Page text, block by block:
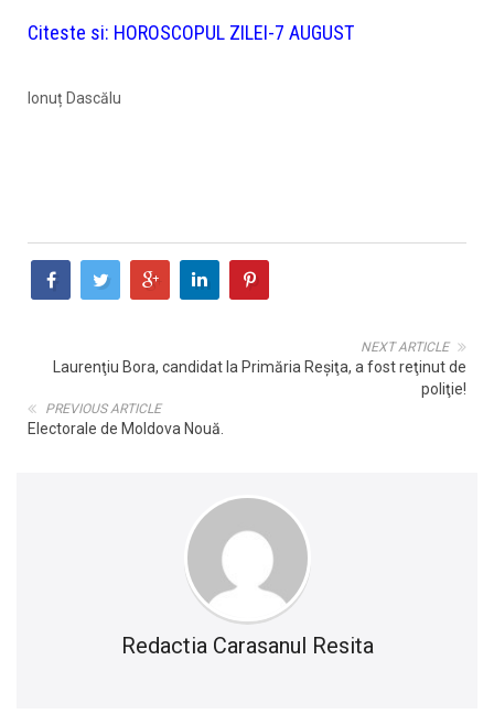
Citeste si: HOROSCOPUL ZILEI-7 AUGUST
Ionuț Dascălu
NEXT ARTICLE
Laurenţiu Bora, candidat la Primăria Reşiţa, a fost reţinut de
poliţie!
PREVIOUS ARTICLE
Electorale de Moldova Nouă.
Redactia Carasanul Resita